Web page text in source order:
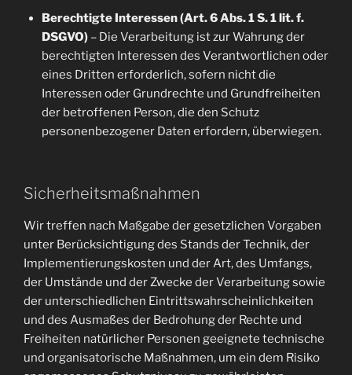
Berechtigte Interessen (Art. 6 Abs. 1 S. 1 lit. f.
DSGVO)– Die Verarbeitung ist zur Wahrung der
berechtigten Interessen des Verantwortlichen oder
eines Dritten erforderlich, sofern nicht die
Interessen oder Grundrechte und Grundfreiheiten
der betroffenen Person, die den Schutz
personenbezogener Daten erfordern, überwiegen.
Sicherheitsmaßnahmen
Wir treffen nach Maßgabe der gesetzlichen Vorgaben
unter Berücksichtigung des Stands der Technik, der
Implementierungskosten und der Art, des Umfangs,
der Umstände und der Zwecke der Verarbeitung sowie
der unterschiedlichen Eintrittswahrscheinlichkeiten
und des Ausmaßes der Bedrohung der Rechte und
Freiheiten natürlicher Personen geeignete technische
und organisatorische Maßnahmen, um ein dem Risiko